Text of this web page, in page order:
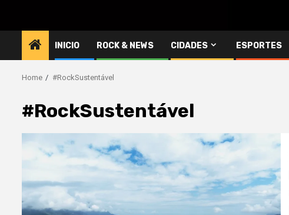
INICIO ROCK & NEWS CIDADES ESPORTES
Home #RockSustentável
#RockSustentável